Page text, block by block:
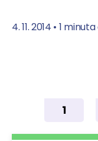
4. 11. 2014 • 1
1